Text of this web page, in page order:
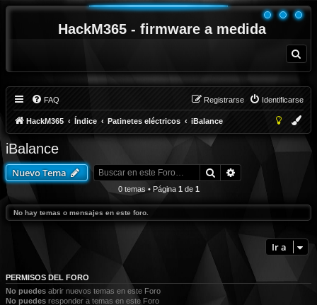
HackM365 - firmware a medida
u
FAQ Identificarse
Registrarse
HackM365 Índice Patinetes eléctricos iBalance
iBalance
Nuevo Tema Buscar
0 temas • Página 1 de 1
No hay temas o mensajes en este foro.
Ir a
PERMISOS DEL FORO
No puedes abrir nuevos temas en este Foro
No puedes responder a temas en este Foro